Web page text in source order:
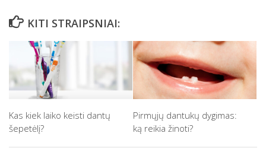
KITI STRAIPSNIAI:
Kas kiek laiko keisti dantų
šepetėlį?
Pirmųjų dantukų dygimas:
ką reikia žinoti?